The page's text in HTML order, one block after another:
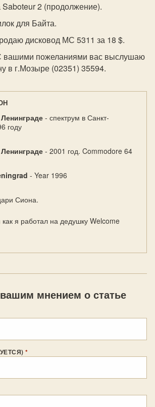
Saboteur 2 (продолжение).
для Байта.
дисковод МС 5311 за 18 $.
вашими пожеланиями вас выслушаю
в г.Мозыре (02351) 35594.
- спектрум в Санкт-
году
- 2001 год. Commodore 64
- Year 1996
Сиона.
я работал на дедушку Welcome
мнением о статье
*